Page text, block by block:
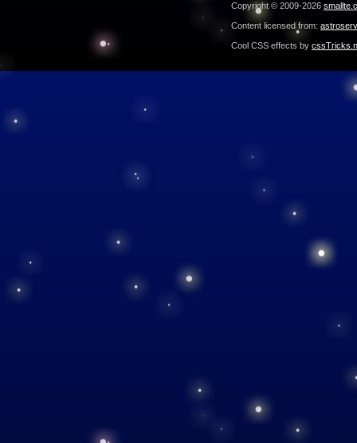
Copyright © 2009-2026
Content licensed from:
Cool CSS effects by